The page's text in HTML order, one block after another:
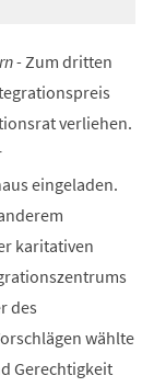
-Zum dritten
verliehen.
eingeladen.
karitativen
des
wählte
Gerechtigkeit